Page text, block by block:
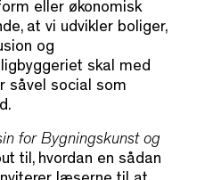
eller økonomisk
at vi udvikler boliger,
og
skal med
såvel social som
for Bygningskunst og
til, hvordan en sådan